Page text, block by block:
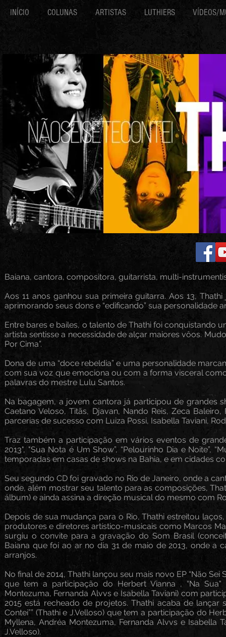
INÍCIO COLUNAS ARTISTAS LUTHIERS VÍDEOS/
Baiana, cantora, compositora, guitarrista, multi-
Aos 11 anos ganhou sua primeira guitarra. Aos 13,
aprimorando seus dons e “edificando” sua personalidade
Entre bares e bailes, o talento de Thathi foi conquistando
artista sentisse a necessidade de alçar maiores vôos.
Por Cima”.
Dona de uma “doce rebeldia” e uma personalidade
com sua voz que emociona ou com a forma visceral
palavras do mestre Lulu Santos.
Na bagagem, a jovem cantora já participou de grandes
Caetano Veloso, Titãs, Djavan, Nando Reis, Zeca
parcerias de sucesso com Luiza Possi, Isabella Taviani,
Traz também a participação em vários eventos de
2013", "Sua Nota é Um Show”, “Pelourinho Dia e Noite”,
temporadas em casas de shows na Bahia, e em cidades
Seu segundo CD foi gravado no Rio de Janeiro, onde a
onde, além mostrar seu talento para as composições,
álbum) e ainda assina a direção musical do mesmo com
Depois de sua mudança para o Rio, Thathi estreitou
produtores e diretores artístico-musicais como Marcos
surgiu o convite para a gravação do Som Brasil
Baiana que foi ao ar no dia 31 de maio de 2013, onde a
arranjos.
No final de 2014, Thathi lançou seu mais novo EP “Não Sei
que tem a participação do Herbert Vianna , “Na Sua"
Montezuma, Fernanda Alvvs e Isabella Taviani) com
2015 está recheado de projetos. Thathi acaba de lançar
Contei”” (Thathi e J.Velloso) que tem a participação do
Myllena, Andréa Montezuma, Fernanda Alvvs e Isabella
J.Velloso).